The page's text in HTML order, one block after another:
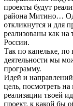
проекты будут
района Митино…
откликнутся и для
реализованы как
России.
Так по капельке,
деятельности мы
программу.
Идей и
цель, посмотреть
реализации твоей
проект, к какой бы